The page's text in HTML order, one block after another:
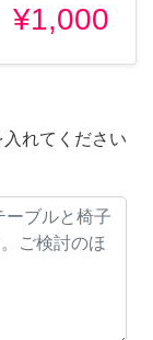
¥1,000
れてください